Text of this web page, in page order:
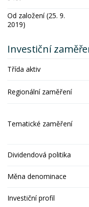
Od založení (25. 9.
2019)
Investiční
Třída aktiv
Regionální zaměření
Tematické zaměření
Dividendová politika
Měna denominace
Investiční profil